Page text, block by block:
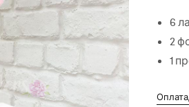
6
2
1
Оплата